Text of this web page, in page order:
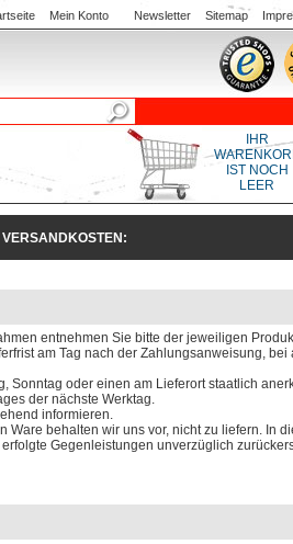
Mein Konto Newsletter Sitemap
IHR
IST NOCH
LEER
VERSANDKOSTEN:
entnehmen Sie bitte der jeweiligen
am Tag nach der Zahlungsanweisung,
Sonntag oder einen am Lieferort staatlich
der nächste Werktag.
informieren.
Ware behalten wir uns vor, nicht zu liefern. In
Gegenleistungen unverzüglich